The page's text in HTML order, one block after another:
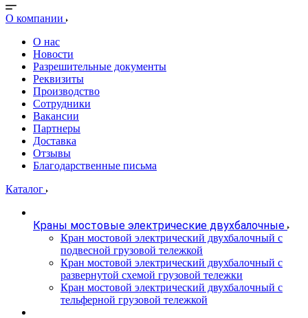
О компании
О нас
Новости
Разрешительные документы
Реквизиты
Производство
Сотрудники
Вакансии
Партнеры
Доставка
Отзывы
Благодарственные письма
Каталог
Краны мостовые электрические двухбалочные
Кран мостовой электрический двухбалочный с
подвесной грузовой тележкой
Кран мостовой электрический двухбалочный с
развернутой схемой грузовой тележки
Кран мостовой электрический двухбалочный с
тельферной грузовой тележкой